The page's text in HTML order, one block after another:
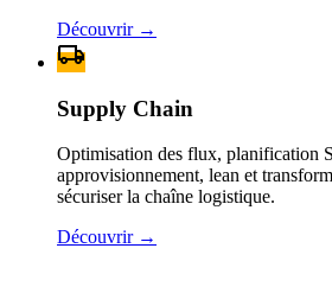
Découvrir →
Supply Chain
Optimisation des flux, planification
approvisionnement, lean et
sécuriser la chaîne logistique.
Découvrir →